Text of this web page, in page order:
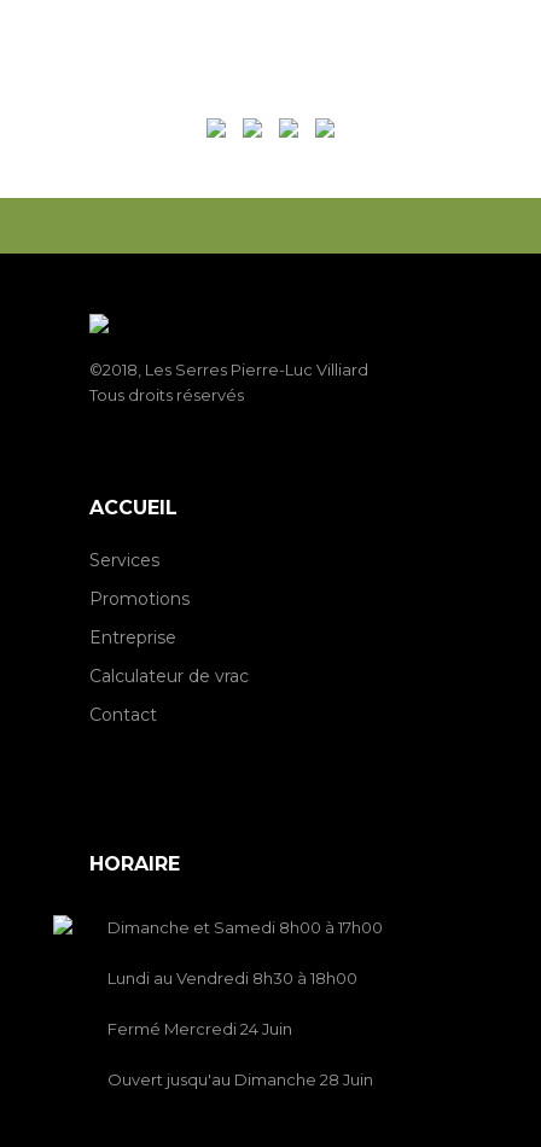
©2018, Les Serres Pierre-Luc Villiard
Tous droits réservés
ACCUEIL
Services
Promotions
Entreprise
Calculateur de vrac
Contact
HORAIRE
Dimanche et Samedi 8h00 à 17h00
Lundi au Vendredi 8h30 à 18h00
Fermé Mercredi 24 Juin
Ouvert jusqu'au Dimanche 28 Juin